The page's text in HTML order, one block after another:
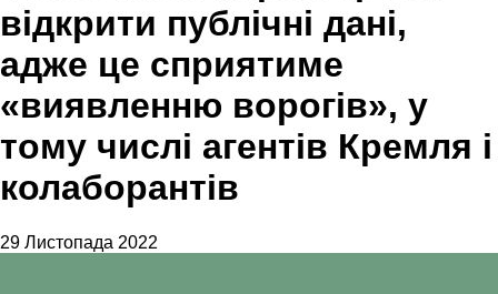
відкрити публічні дані,
адже це сприятиме
«виявленню ворогів», у
тому числі агентів Кремля і
колаборантів
29 Листопада 2022